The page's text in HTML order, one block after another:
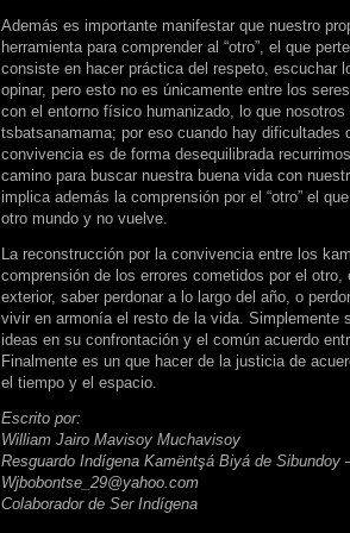
Además es importante manifestar que nuestro
herramienta para comprender al “otro”, el que
consiste en hacer práctica del respeto, escuchar
opinar, pero esto no es únicamente entre los
con el entorno físico humanizado, lo que
tsbatsanamama; por eso cuando hay dificultades
convivencia es de forma desequilibrada
camino para buscar nuestra buena vida con
implica además la comprensión por el “otro” el
otro mundo y no vuelve.
La reconstrucción por la convivencia entre los
comprensión de los errores cometidos por el otro,
exterior, saber perdonar a lo largo del año, o
vivir en armonía el resto de la vida. Simplemente
ideas en su confrontación y el común acuerdo
Finalmente es un que hacer de la justicia de
el tiempo y el espacio.
Escrito por:
William Jairo Mavisoy Muchavisoy
Resguardo Indígena Kamëntşá Biyá de Sibundoy
Wjbobontse_29@yahoo.com
Colaborador de Ser Indígena